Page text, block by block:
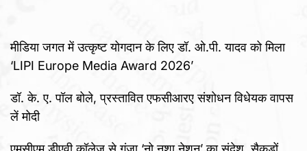
मीडिया जगत में उत्कृष्ट योगदान के लिए डॉ. ओ.पी. यादव को मिला
‘LIPI Europe Media Award 2026’
डॉ. के. ए. पॉल बोले, प्रस्तावित एफसीआरए संशोधन विधेयक वापस
लें मोदी